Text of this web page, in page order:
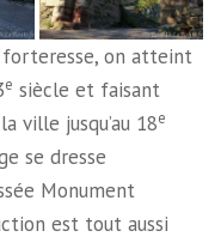
on atteint
e siècle et faisant
ville jusqu’au 18e
se dresse
Monument
est tout aussi